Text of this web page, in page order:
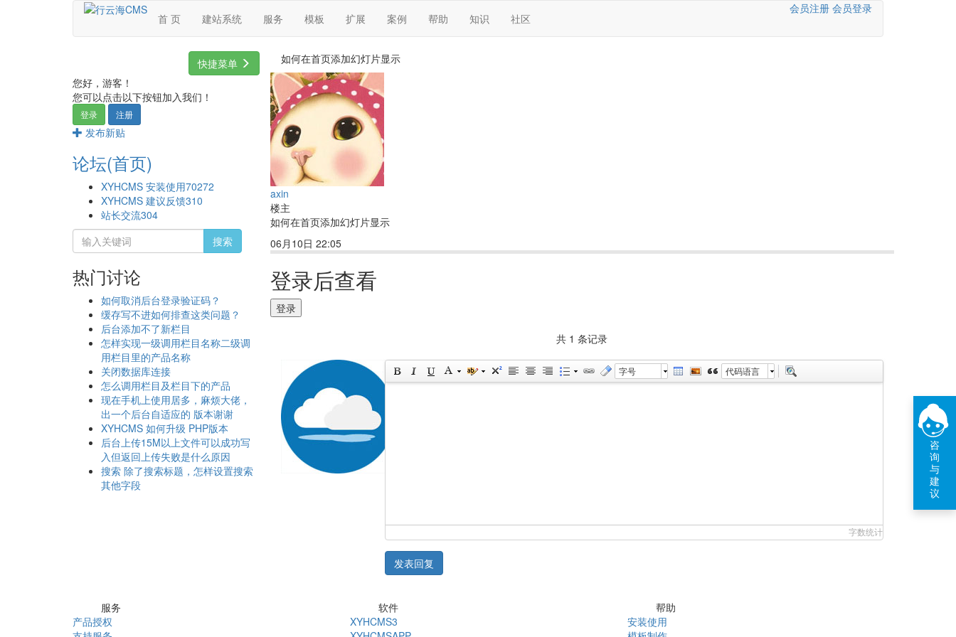
首 页 建站系统 服务 模板 扩展 案例 帮助 知识 社区
会员注册 会员登录
快捷菜单
您好，游客！
您可以点击以下按钮加入我们！
登录 注册
发布新贴
论坛(首页)
XYHCMS 安装使用70272
XYHCMS 建议反馈310
站长交流304
搜索
热门讨论
如何取消后台登录验证码？
缓存写不进如何排查这类问题？
后台添加不了新栏目
怎样实现一级调用栏目名称二级调
用栏目里的产品名称
关闭数据库连接
怎么调用栏目及栏目下的产品
现在手机上使用居多，麻烦大佬，
出一个后台自适应的 版本谢谢
XYHCMS 如何升级 PHP版本
后台上传15M以上文件可以成功写
入但返回上传失败是什么原因
搜索 除了搜索标题，怎样设置搜索
其他字段
如何在首页添加幻灯片显示
axin
楼主
如何在首页添加幻灯片显示
06月10日 22:05
登录后查看
登录
共 1 条记录
字号 代码语言
字数统计
发表回复
服务
产品授权
软件
XYHCMS3
帮助
安装使用
咨
询
与
建
议